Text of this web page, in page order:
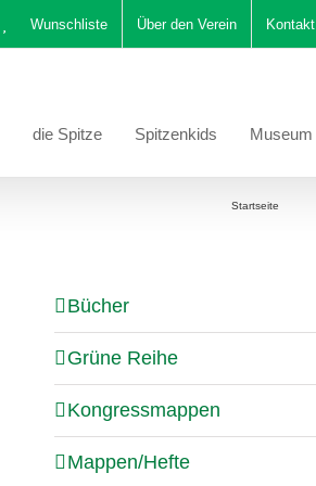
Wunschliste Über den Verein Kontakt
die Spitze Spitzenkids Museum
Startseite
Bücher
Grüne Reihe
Kongressmappen
Mappen/Hefte